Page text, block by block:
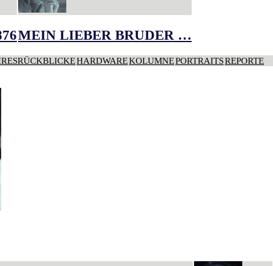
MEIN LIEBER BRUDER …
HARDWAREKOLUMNEPORTRAITSREPORTE